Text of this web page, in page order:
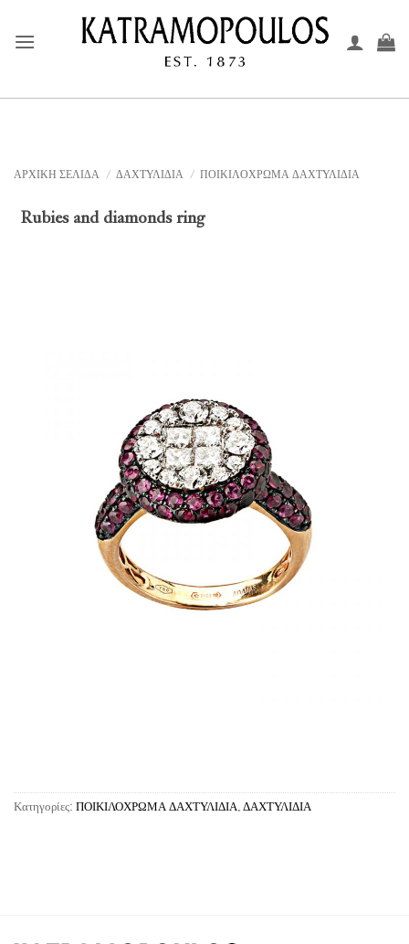
στο
ΑΡΧΙΚΉ ΣΕΛΊΔΑ / ΔΑΧΤΥΛΙΔΙΑ / ΠΟΙΚΙΛΟΧΡΩΜΑ ΔΑΧΤΥΛΙΔΙΑ
Rubies and diamonds ring
Κατηγορίες: ΠΟΙΚΙΛΟΧΡΩΜΑ ΔΑΧΤΥΛΙΔΙΑ,ΔΑΧΤΥΛΙΔΙΑ